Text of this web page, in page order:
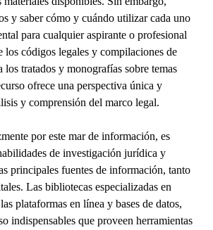
y saber cómo y cuándo utilizar cada uno
para cualquier aspirante o profesional
los códigos legales y compilaciones de
los tratados y monografías sobre temas
ofrece una perspectiva única y
y comprensión del marco legal.
por este mar de información, es
de investigación jurídica y
principales fuentes de información, tanto
Las bibliotecas especializadas en
plataformas en línea y bases de datos,
indispensables que proveen herramientas